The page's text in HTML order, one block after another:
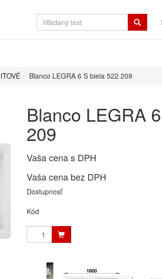
Blanco LEGRA 6 S biela 522 209
Blanco LEGRA
209
Vaša cena s DPH
Vaša cena bez DPH
Dostupnosť
Kód